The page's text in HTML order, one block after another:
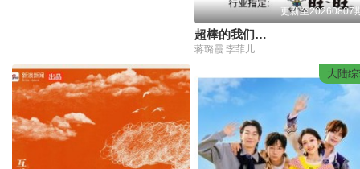
更新至20260807
超棒的我们第二季
大陆